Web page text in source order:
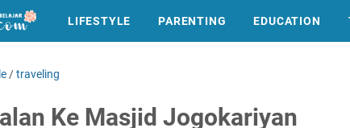
LIFESTYLE PARENTING EDUCATION
/traveling
Ke Masjid Jogokariyan